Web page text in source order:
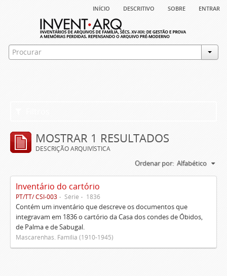
início descritivo sobre entrar
MOSTRAR 1 RESULTADOS
DESCRIÇÃO ARQUIVÍSTICA
Ordenar por: Alfabético
Inventário do cartório
PT/TT/ CSI-003 Série 1836
Contém um inventário que descreve os documentos que
integravam em 1836 o cartório da Casa dos condes de Óbidos,
de Palma e de Sabugal.
Mascarenhas. Família (1910-1945)